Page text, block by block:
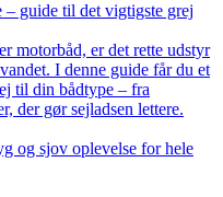
guide til det vigtigste grej
motorbåd, er det rette udstyr
I denne guide får du et
til din bådtype – fra
der gør sejladsen lettere.
og sjov oplevelse for hele